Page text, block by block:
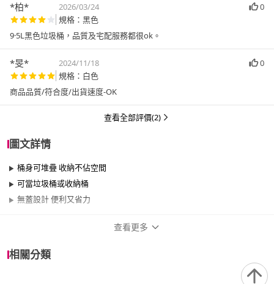
*柏* 2026/03/24
0
規格：黑色
9·5L黑色垃圾桶，品質及宅配服務都很ok。
*旻* 2024/11/18
0
規格：白色
商品品質/符合度/出貨速度-OK
查看全部評價(2)
圖文詳情
桶身可堆疊 收納不佔空間
可當垃圾桶或收納桶
無蓋設計 便利又省力
查看更多
相關分類